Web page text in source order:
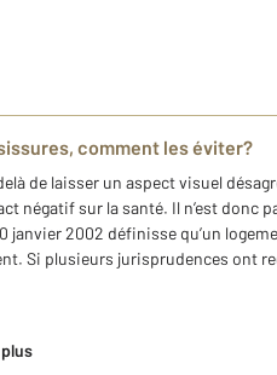
comment les éviter?
de laisser un aspect visuel
négatif sur la santé. Il n’est donc
janvier 2002 définisse qu’un
Si plusieurs jurisprudences ont